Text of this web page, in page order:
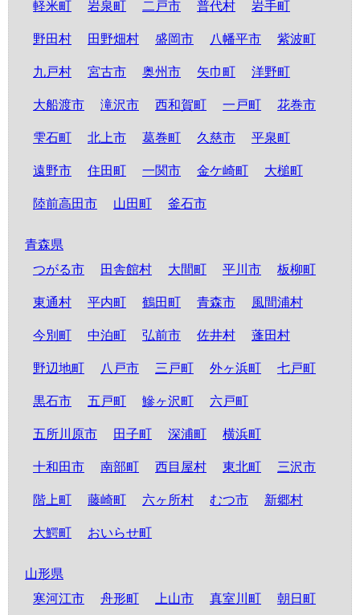
軽米町
岩泉町 二戸市 普代村 岩手町
野田村 田野畑村 盛岡市 八幡平市 紫波町
九戸村 宮古市 奥州市 矢巾町 洋野町
大船渡市 滝沢市 西和賀町 一戸町 花巻市
雫石町 北上市 葛巻町 久慈市 平泉町
遠野市 住田町 一関市 金ケ崎町 大槌町
陸前高田市 山田町 釜石市
青森県
つがる市
田舎館村 大間町 平川市 板柳町
東通村 平内町 鶴田町 青森市 風間浦村
今別町 中泊町 弘前市 佐井村 蓬田村
野辺地町 八戸市 三戸町 外ヶ浜町 七戸町
黒石市 五戸町 鰺ヶ沢町 六戸町
五所川原市 田子町 深浦町 横浜町
十和田市 南部町 西目屋村 東北町 三沢市
階上町 藤崎町 六ヶ所村 むつ市 新郷村
大鰐町 おいらせ町
山形県
寒河江市
舟形町 上山市 真室川町 朝日町